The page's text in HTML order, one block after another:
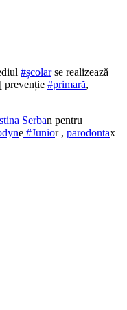
#școlarse realizează
[ prevenție #primară,
Serban pentru
e #Junior , parodontax